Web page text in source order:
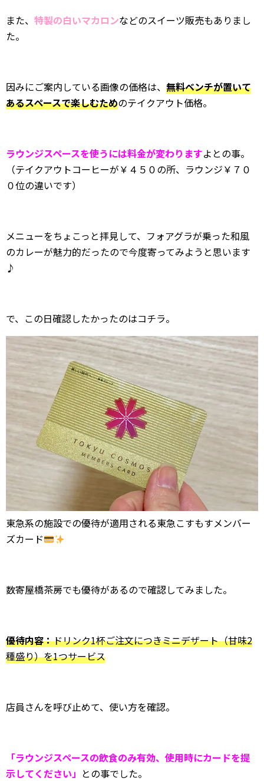
また、 特製の白いマカロンなどのスイーツ販売もありまし
た。
因みにご案内している画像の価格は、 無料ベンチが置いて
あるスペースで楽しむためのテイクアウト価格。
ラウンジスペースを使うには料金が変わりますよとの事。
（テイクアウトコーヒーが￥４５０の所、ラウンジ￥７０
０位の違いです）
メニューをちょこっと拝見して、フォアグラが乗った和風
のカレーが魅力的だったので今度寄ってみようと思います
♪
で、この日確認したかったのはコチラ。
東急系の施設での優待が適用される東急こすもすメンバー
ズカード
数寄屋橋茶房でも優待があるので確認してみました。
優待内容：ドリンク1杯ご注文につきミニデザート（甘味2
種盛り）を1つサービス
店員さんを呼び止めて、使い方を確認。
「ラウンジスペースの飲食のみ有効、使用時にカードを提
示してください」 との事でした。